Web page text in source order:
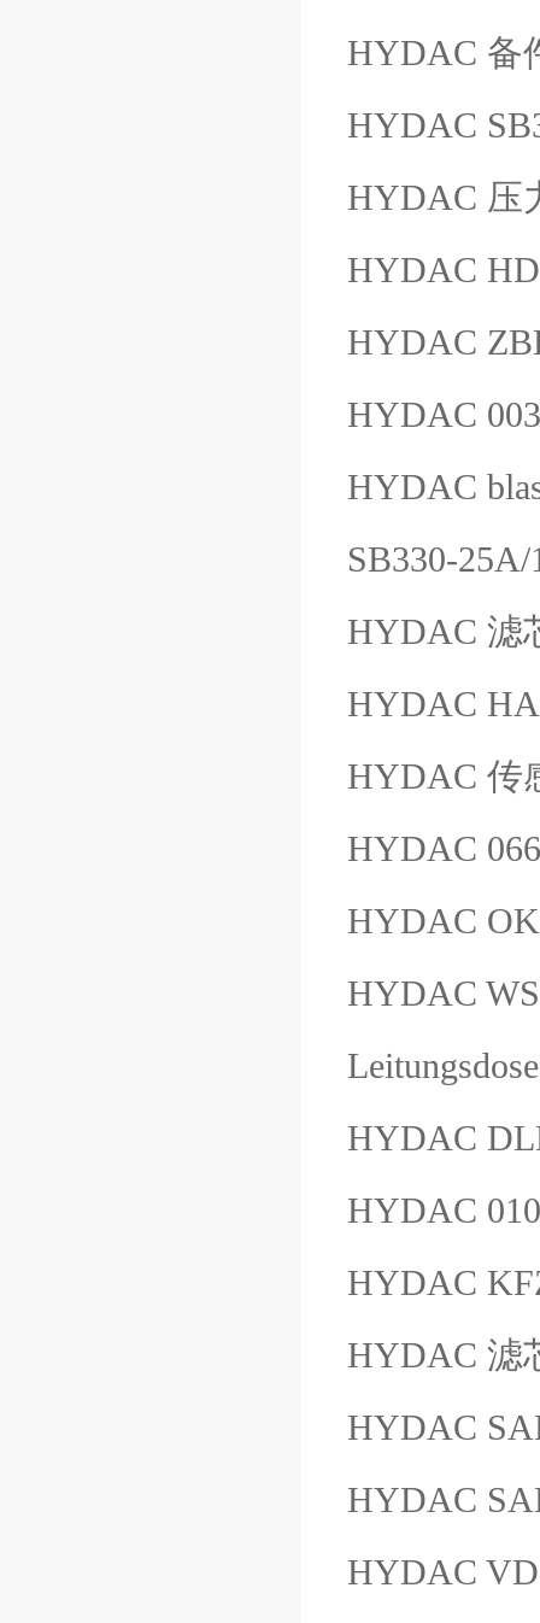
HYDAC 备
HYDAC
HYDAC 压
HYDAC
HYDAC
HYDAC
HYDAC
SB330-
HYDAC 滤
HYDAC
HYDAC 传
HYDAC
HYDAC
HYDAC
HYDAC
HYDAC
HYDAC
HYDAC 滤
HYDAC
HYDAC
HYDAC